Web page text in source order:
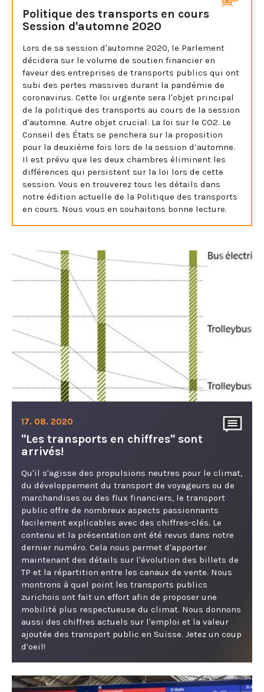
Politique des transports en cours
Session d'automne 2020
Lors de sa session d'automne 2020, le Parlement
décidera sur le volume de soutien financier en
faveur des entreprises de transports publics qui ont
subi des pertes massives durant la pandémie de
coronavirus. Cette loi urgente sera l'objet principal
de la politique des transports au cours de la session
d'automne. Autre objet crucial: La loi sur le CO2. Le
Conseil des États se penchera sur la proposition
pour la deuxième fois lors de la session d’automne.
Il est prévu que les deux chambres éliminent les
différences qui persistent sur la loi lors de cette
session. Vous en trouverez tous les détails dans
notre édition actuelle de la Politique des transports
en cours. Nous vous en souhaitons bonne lecture.
17. 08. 2020
"Les transports en chiffres" sont
arrivés!
Qu'il s'agisse des propulsions neutres pour le climat,
du développement du transport de voyageurs ou de
marchandises ou des flux financiers, le transport
public offre de nombreux aspects passionnants
facilement explicables avec des chiffres-clés. Le
contenu et la présentation ont été revus dans notre
dernier numéro. Cela nous permet d'apporter
maintenant des détails sur l'évolution des billets de
TP et la répartition entre les canaux de vente. Nous
montrons à quel point les transports publics
zurichois ont fait un effort afin de proposer une
mobilité plus respectueuse du climat. Nous donnons
aussi des chiffres actuels sur l'emploi et la valeur
ajoutée des transport public en Suisse. Jetez un coup
d'oeil!